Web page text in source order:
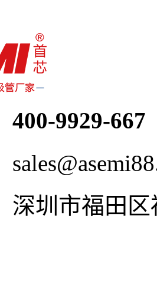
400-9929-667
深圳市福田